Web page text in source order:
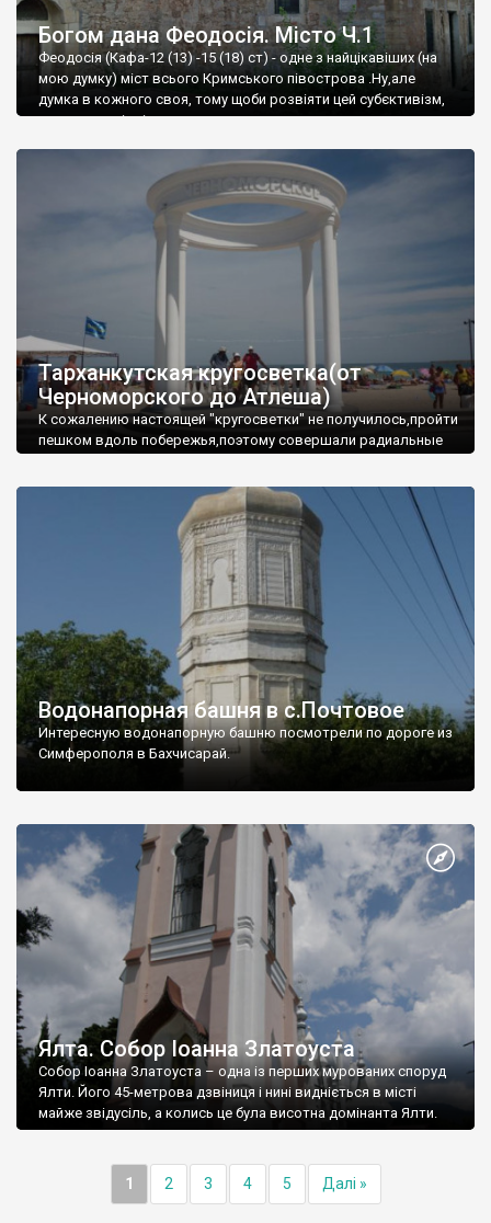
Богом дана Феодосія. Місто Ч.1
Феодосія (Кафа-12 (13) -15 (18) ст) - одне з найцікавіших (на
мою думку) міст всього Кримського півострова .Ну,але
думка в кожного своя, тому щоби розвіяти цей субєктивізм,
запрошую відвідати це
Тарханкутская кругосветка(от
Черноморского до Атлеша)
К сожалению настоящей "кругосветки" не получилось,пройти
пешком вдоль побережья,поэтому совершали радиальные
Водонапорная башня в с.Почтовое
Интересную водонапорную башню посмотрели по дороге из
Симферополя в Бахчисарай.
Ялта. Собор Іоанна Златоуста
Собор Іоанна Златоуста – одна із перших мурованих споруд
Ялти. Його 45-метрова дзвіниця і нині видніється в місті
майже звідусіль, а колись це була висотна домінанта Ялти.
1 2 3 4 5 Далі »